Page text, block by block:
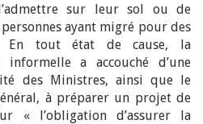
sur leur sol ou de
personnes ayant migré pour des
En tout état de cause, la
informelle a accouché d’une
des Ministres, ainsi que le
à préparer un projet de
« l’obligation d’assurer la